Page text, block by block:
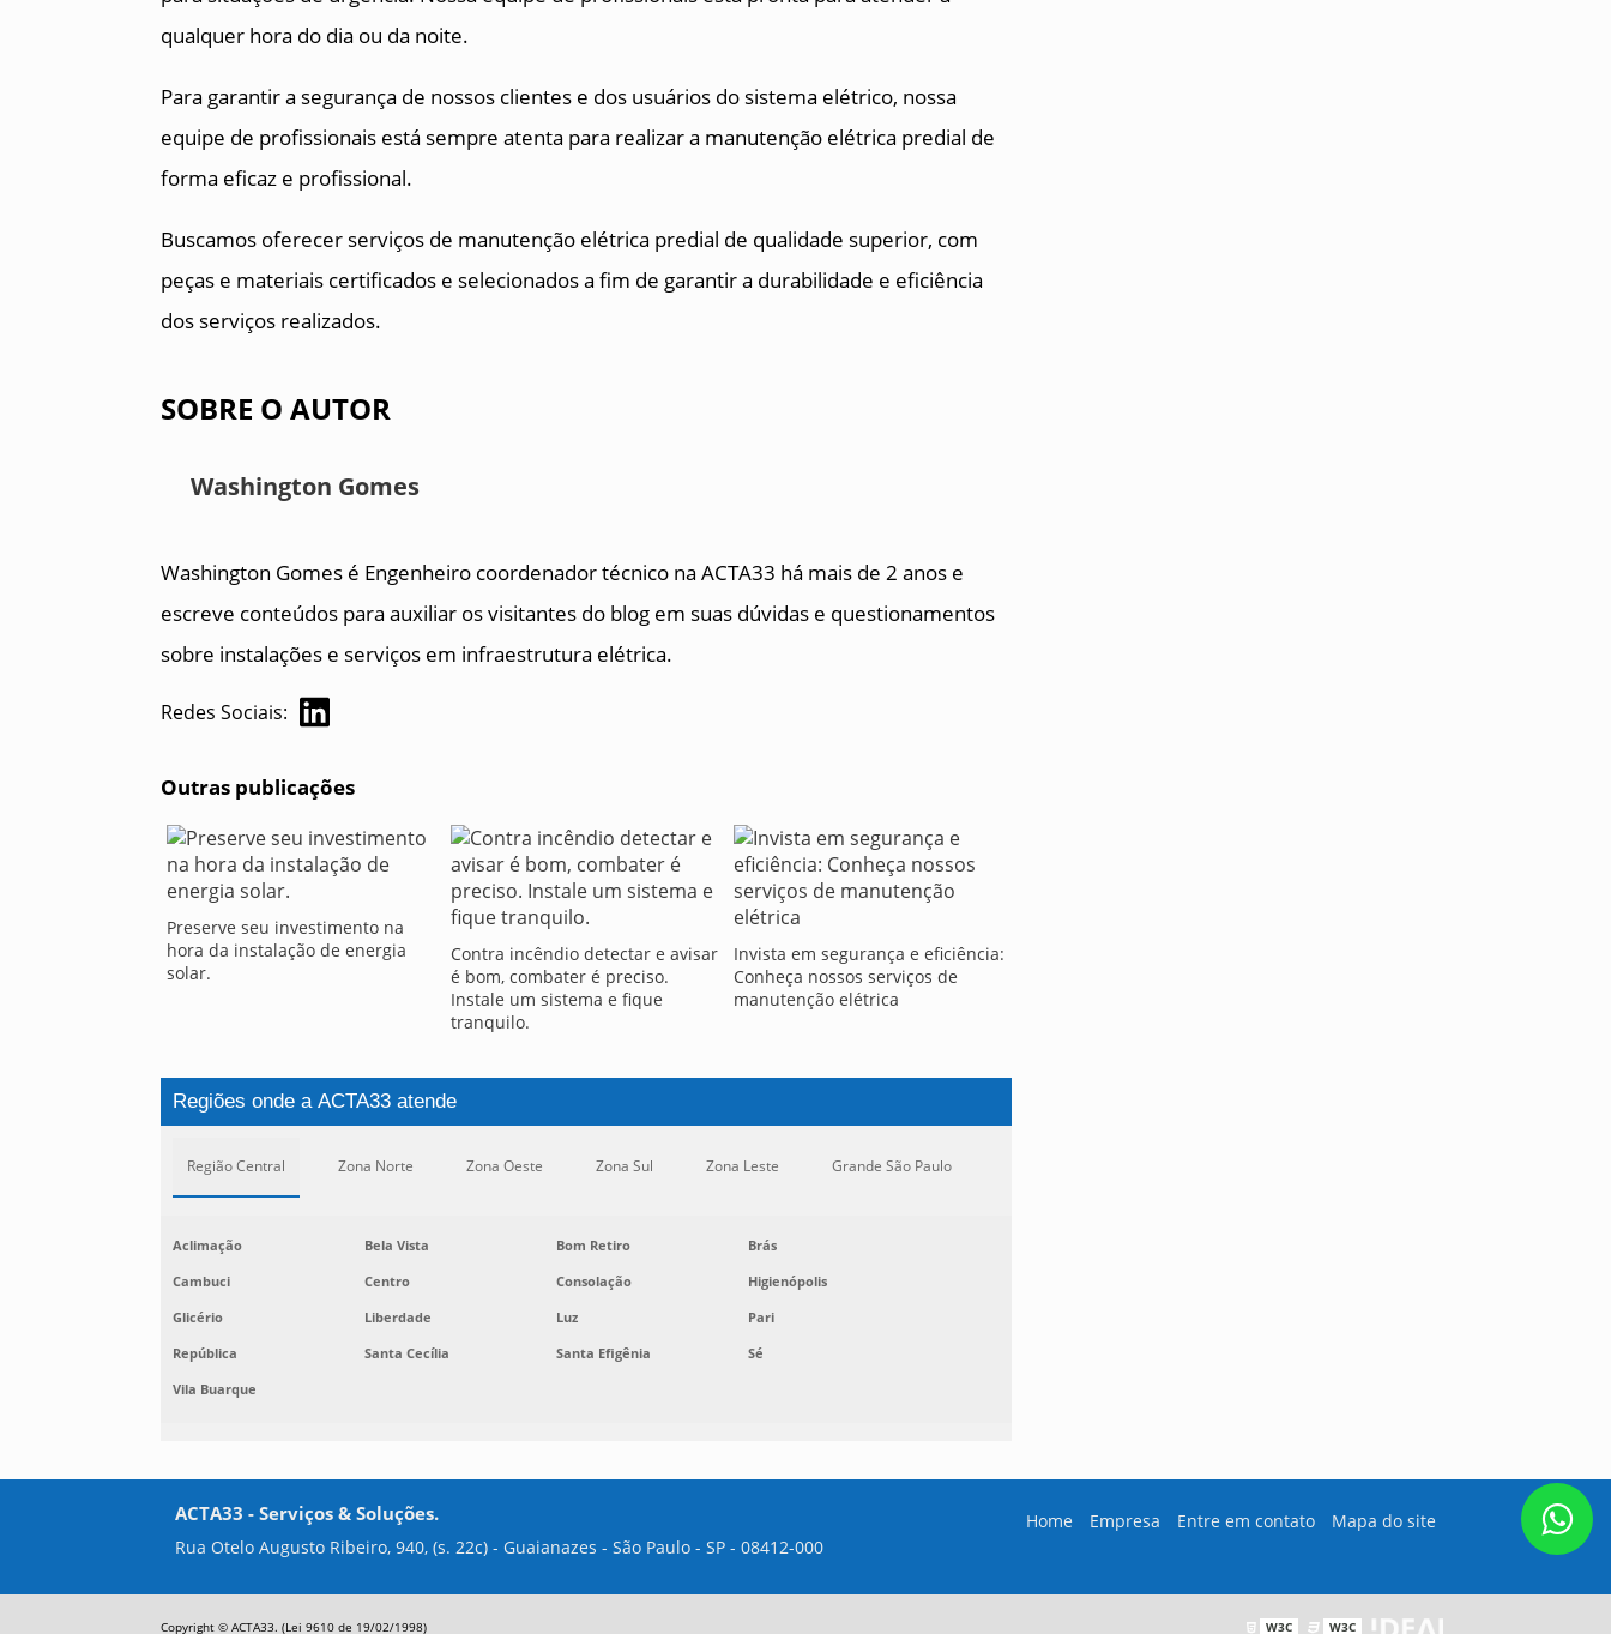
qualquer hora do dia ou da noite.
Para garantir a segurança de nossos clientes e dos usuários do sistema elétrico, nossa
equipe de profissionais está sempre atenta para realizar a manutenção elétrica predial de
forma eficaz e profissional.
Buscamos oferecer serviços de manutenção elétrica predial de qualidade superior, com
peças e materiais certificados e selecionados a fim de garantir a durabilidade e eficiência
dos serviços realizados.
SOBRE O AUTOR
Washington Gomes
Washington Gomes é Engenheiro coordenador técnico na ACTA33 há mais de 2 anos e
escreve conteúdos para auxiliar os visitantes do blog em suas dúvidas e questionamentos
sobre instalações e serviços em infraestrutura elétrica.
Redes Sociais:
Outras publicações
Preserve seu investimento na
hora da instalação de energia
solar.
Contra incêndio detectar e avisar
é bom, combater é preciso.
Instale um sistema e fique
tranquilo.
Invista em segurança e eficiência:
Conheça nossos serviços de
manutenção elétrica
Regiões onde a ACTA33 atende
Região Central Zona Norte Zona Oeste Zona Sul Zona Leste Grande São Paulo
Aclimação Bela Vista Bom Retiro
Brás
Cambuci
Centro Consolação
Higienópolis
Glicério
Liberdade Luz
Pari
República
Santa Cecília Santa Efigênia
Sé
Vila Buarque
ACTA33 - Serviços & Soluções.
Rua Otelo Augusto Ribeiro, 940, (s. 22c) - Guaianazes - São Paulo - SP - 08412-000
Home Empresa Entre em contato Mapa do site
Copyright © ACTA33. (Lei 9610 de 19/02/1998) W3C W3C